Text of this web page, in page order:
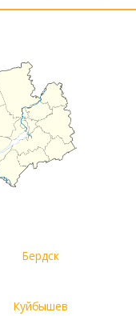
Бердск
Куйбышев